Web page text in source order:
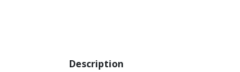
Description